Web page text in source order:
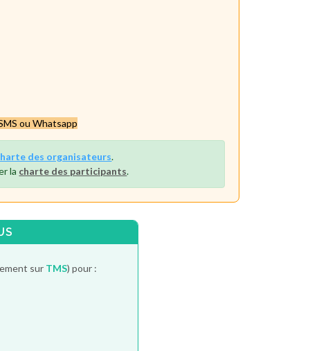
ou Whatsapp
des organisateurs.
la charte des participants.
sur TMS) pour :